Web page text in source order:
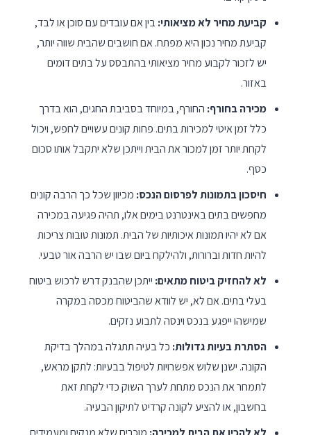
קביעת מחיר לא מציאותי:בין אם עובדים עם סוכן או לבד,
קביעת מחיר נכון היא מפתח. אם חושבים שהבית שווה יותר,
יש לזכור לקבוע מחיר מציאותי בהתבסס על בתים דומים
באזור.
מכירה בחורף: החורף, במיוחד בסביבת החגים, הוא בדרך
כלל זמן איטי למכירות בתים. פחות קונים עשויים לחפש, ויכול
לקחת יותר זמן למכור את הבית וייתכן שלא יתקבל אותו סכום
כסף.
חיסכון בתמונות לפרסום הנכס: מכיוון שכל כך הרבה קונים
מחפשים בתים באינטרנט בימים אלו, תהיה פגיעה במכירה
אם לא יהיו תמונות איכותיות של הבית. תמונות טובות צריכות
להיות חדות וברורות, ולהילקח ביום שבו יש הרבה אור טבעי.
לא להחזיק ביטוח מתאים: ייתכן שהבנק דרש לרכוש ביטוח
בעלי בתים. אם לא, יש לוודא שהביטוח מכסה במקרה
שמישהו ייפגע בנכס וינסה לתבוע נזקים.
הסתרת בעיות גדולות: כל בעיה תתגלה במהלך בדיקת
הקונה. ישנן שלוש אפשרויות לטיפול בבעיות: לתקן מראש,
לתמחר את הנכס מתחת לערך השוק כדי לקחת זאת
בחשבון, או להציע לקונה קרדיט לתיקון הבעיה.